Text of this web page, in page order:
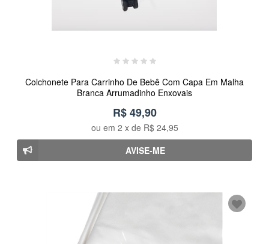
Colchonete Para Carrinho De Bebê Com Capa Em Malha
Branca Arrumadinho Enxovais
R$ 49,90
ou em 2 x de R$ 24,95
AVISE-ME